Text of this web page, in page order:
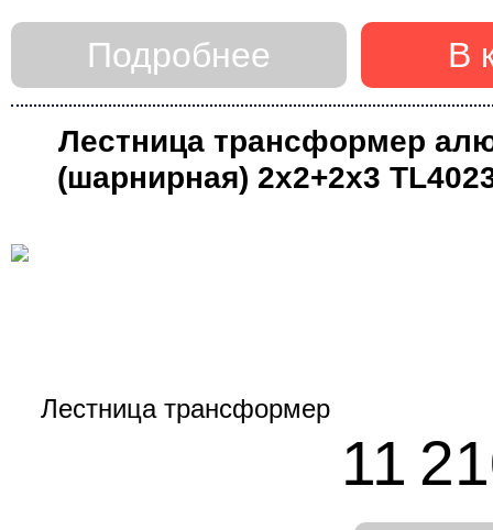
В
Подробнее
Лестница трансформер
(шарнирная) 2х2+2х3
11